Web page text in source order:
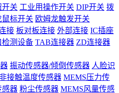
开关 工业用操作开关 DIP开关 拨
鼠标开关 欧姆龙触发开关
接 板对板连接 外部连接 IC插座
检测设备 TAB连接器 ZD连接器
振动传感器/倾倒传感器 人脸识
接触温度传感器 MEMS压力传
感器 粉尘传感器 MEMS风量传感